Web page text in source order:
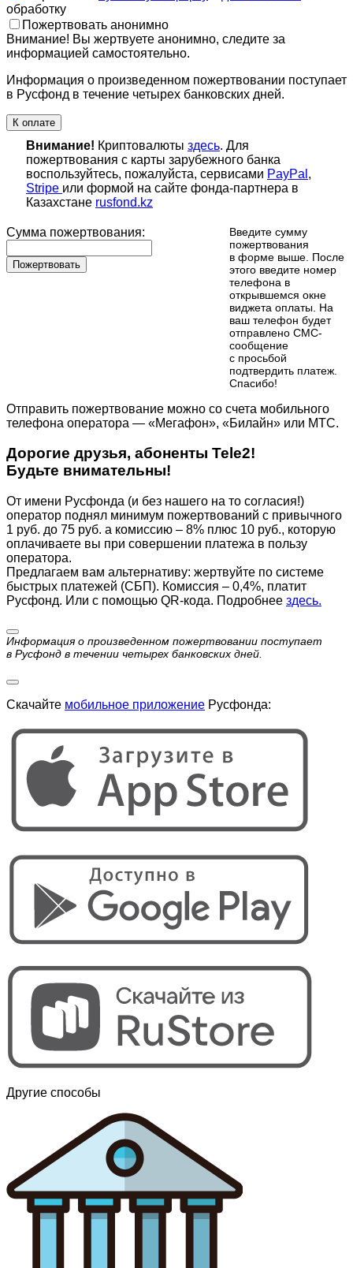
обработку
Пожертвовать анонимно
Внимание! Вы жертвуете анонимно, следите за
информацией самостоятельно.
Информация о произведенном пожертвовании поступает
в Русфонд в течение четырех банковских дней.
К оплате
Внимание! Криптовалюты здесь. Для
пожертвования с карты зарубежного банка
воспользуйтесь, пожалуйста, сервисами PayPal ,
Stripe или формой на сайте фонда-партнера в
Казахстане rusfond.kz
Сумма пожертвования:
Пожертвовать
Введите сумму
пожертвования
в форме выше. После
этого введите номер
телефона в
открывшемся окне
виджета оплаты. На
ваш телефон будет
отправлено СМС-
сообщение
с просьбой
подтвердить платеж.
Cпасибо!
Отправить пожертвование можно со счета мобильного
телефона оператора — «Мегафон», «Билайн» или МТС.
Дорогие друзья, абоненты Tele2!
Будьте внимательны!
От имени Русфонда (и без нашего на то согласия!)
оператор поднял минимум пожертвований с привычного
1 руб. до 75 руб. а комиссию – 8% плюс 10 руб., которую
оплачиваете вы при совершении платежа в пользу
оператора.
Предлагаем вам альтернативу: жертвуйте по cистеме
быстрых платежей (СБП). Комиссия – 0,4%, платит
Русфонд. Или с помощью QR-кода. Подробнее здесь.
Информация о произведенном пожертвовании поступает
в Русфонд в течении четырех банковских дней.
Скачайте мобильное приложение Русфонда:
Другие способы